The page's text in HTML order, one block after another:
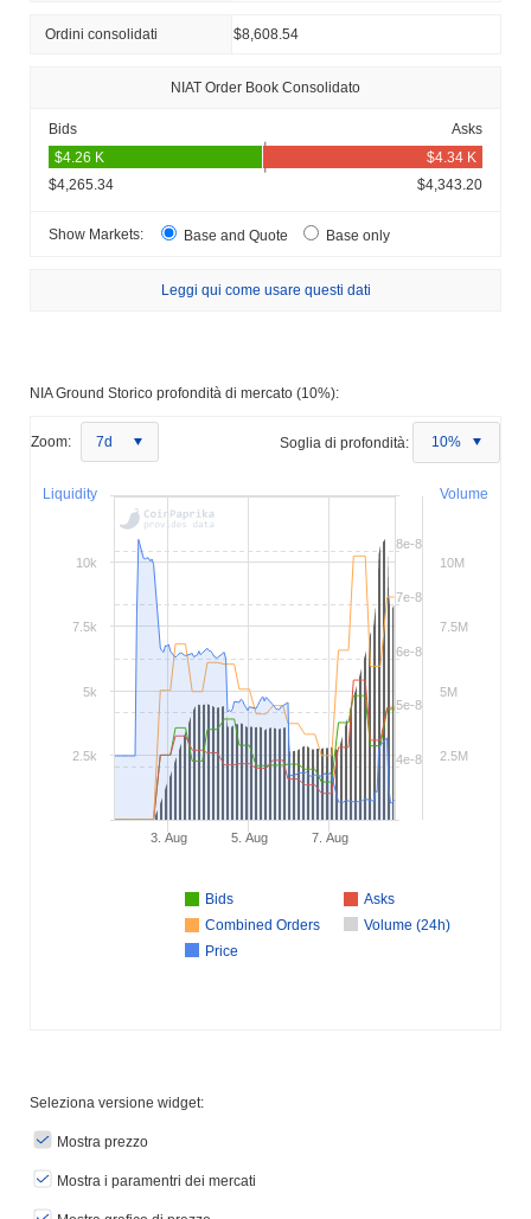
Ordini consolidati $8,608.54
NIAT Order Book Consolidato
Bids Asks
$4,265.34 $4,343.20
Show Markets: Base and Quote Base only
Leggi qui come usare questi dati
NIA Ground Storico profondità di mercato (10%):
Zoom: 7d Soglia di profondità: 10%
Volume
Liquidity
Bids
Asks
Combined Orders
Volume (24h)
Price
3. Aug 5. Aug 7. Aug
4e-8
5e-8
6e-8
7e-8
8e-8
2.5M
5M
7.5M
10M
2.5k
5k
7.5k
10k
Seleziona versione widget:
Mostra prezzo
Mostra i paramentri dei mercati